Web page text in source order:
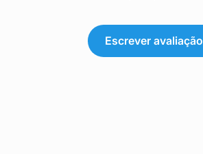
Escrever avaliação